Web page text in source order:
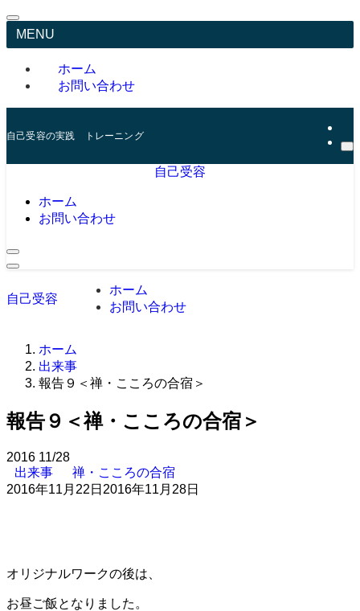
MENU
ホーム
お問い合わせ
自己受容の実践 トレーニング
自己受容
ホーム
お問い合わせ
自己受容
ホーム
お問い合わせ
ホーム
出来事
報告９＜禅・こころの合宿＞
報告９＜禅・こころの合宿＞
2016 11/28
出来事
禅・こころの合宿
2016年11月22日 2016年11月28日
オリジナルワークの後は、
お昼ご飯となりました。